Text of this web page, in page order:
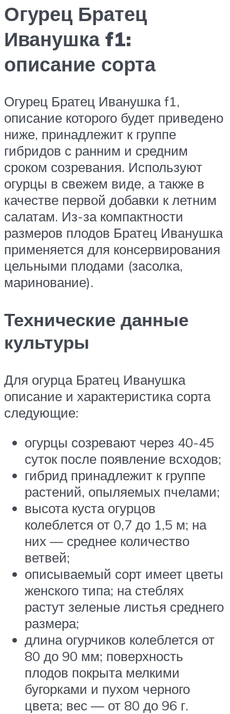
Огурец Братец
Иванушка f1:
описание сорта
Огурец Братец Иванушка f1,
описание которого будет приведено
ниже, принадлежит к группе
гибридов с ранним и средним
сроком созревания. Используют
огурцы в свежем виде, а также в
качестве первой добавки к летним
салатам. Из-за компактности
размеров плодов Братец Иванушка
применяется для консервирования
цельными плодами (засолка,
маринование).
Технические данные
культуры
Для огурца Братец Иванушка
описание и характеристика сорта
следующие:
огурцы созревают через 40-45
суток после появление всходов;
гибрид принадлежит к группе
растений, опыляемых пчелами;
высота куста огурцов
колеблется от 0,7 до 1,5 м; на
них — среднее количество
ветвей;
описываемый сорт имеет цветы
женского типа; на стеблях
растут зеленые листья среднего
размера;
длина огурчиков колеблется от
80 до 90 мм; поверхность
плодов покрыта мелкими
бугорками и пухом черного
цвета; вес — от 80 до 96 г.